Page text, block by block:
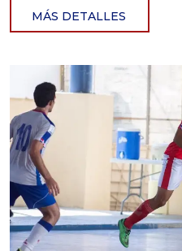
MÁS DETALLES